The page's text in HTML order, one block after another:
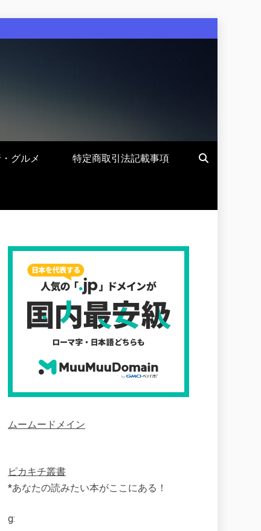
グルメ 特定商取引法記載事項
ムームードメイン
ピカキチ叢書
*あなたの読みたい本がここにある！
g: